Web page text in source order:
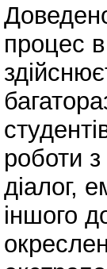
процес
роботи з
діалог,
іншого